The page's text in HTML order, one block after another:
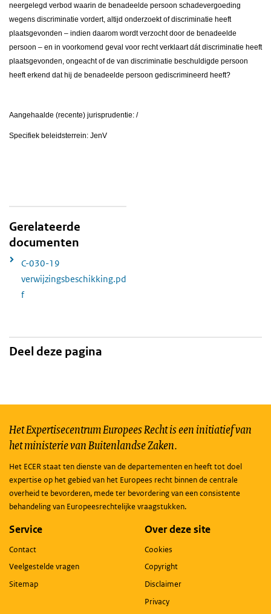
neergelegd verbod waarin de benadeelde persoon schadevergoeding
wegens discriminatie vordert, altijd onderzoekt of discriminatie heeft
plaatsgevonden – indien daarom wordt verzocht door de benadeelde
persoon – en in voorkomend geval voor recht verklaart dát discriminatie heeft
plaatsgevonden, ongeacht of de van discriminatie beschuldigde persoon
heeft erkend dat hij de benadeelde persoon gediscrimineerd heeft?
Aangehaalde (recente) jurisprudentie: /
Specifiek beleidsterrein: JenV
Gerelateerde
documenten
C-030-19
verwijzingsbeschikking.pd
f
Deel deze pagina
Het Expertisecentrum Europees Recht is een initiatief van
het ministerie van Buitenlandse Zaken.
Het ECER staat ten dienste van de departementen en heeft tot doel
expertise op het gebied van het Europees recht binnen de centrale
overheid te bevorderen, mede ter bevordering van een consistente
behandeling van Europeesrechtelijke vraagstukken.
Service
Contact
Veelgestelde vragen
Sitemap
Over deze site
Cookies
Copyright
Disclaimer
Privacy